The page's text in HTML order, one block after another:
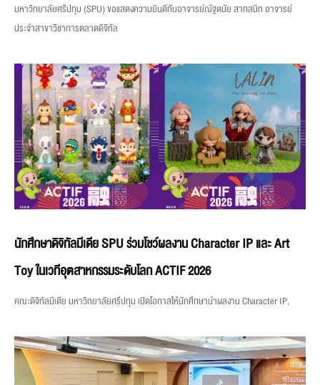
มหาวิทยาลัยศรีปทุม (SPU) ขอแสดงความยินดีกับอาจารย์ณัฐดนัย สาทสนิท อาจารย์
ประจำสาขาวิชาการตลาดดิจิทัล
นักศึกษาดิจิทัลมีเดีย SPU ร่วมโชว์ผลงาน Character IP และ Art
Toy ในเวทีอุตสาหกรรมระดับโลก ACTIF 2026
คณะดิจิทัลมีเดีย มหาวิทยาลัยศรีปทุม เปิดโอกาสให้นักศึกษานำผลงาน Character IP,